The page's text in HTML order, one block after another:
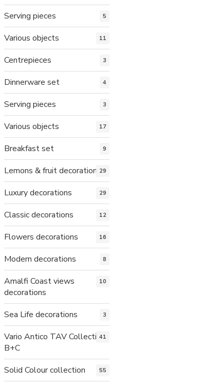
Serving pieces 5
Various objects 11
Centrepieces 3
Dinnerware set 4
Serving pieces 3
Various objects 17
Breakfast set 9
Lemons & fruit decorations29
Luxury decorations 29
Classic decorations 12
Flowers decorations 16
Modern decorations 8
Amalfi Coast views
decorations
10
Sea Life decorations 3
Vario Antico TAV Collection
B+C
41
Solid Colour collection 55